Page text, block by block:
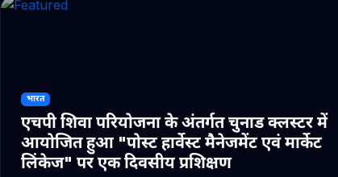
भारत
एचपी शिवा परियोजना के अंतर्गत चुनाड क्लस्टर में
आयोजित हुआ "पोस्ट हार्वेस्ट मैनेजमेंट एवं मार्केट
लिंकेज" पर एक दिवसीय प्रशिक्षण